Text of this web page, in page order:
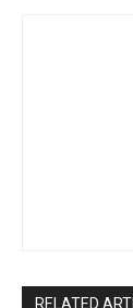
RELATED